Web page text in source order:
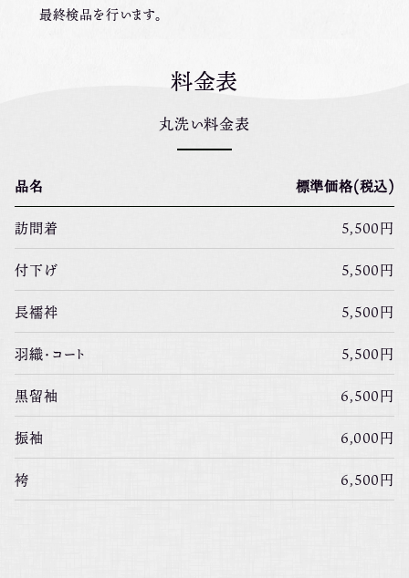
最終検品を行います。
料金表
丸洗い料金表
品名 標準価格(税込)
訪問着 5,500円
付下げ 5,500円
長襦袢 5,500円
羽織・コート 5,500円
黒留袖 6,500円
振袖 6,000円
袴 6,500円